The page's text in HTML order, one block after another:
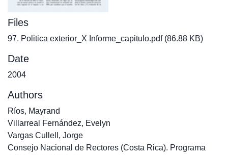
Files
97. Politica exterior_X Informe_capitulo.pdf(86.88 KB)
Date
2004
Authors
Ríos, Mayrand
Villarreal Fernández, Evelyn
Vargas Cullell, Jorge
Consejo Nacional de Rectores (Costa Rica). Programa